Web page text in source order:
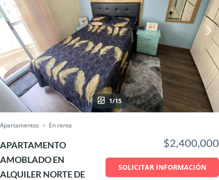
1/15
Apartamentos En renta
APARTAMENTO
AMOBLADO EN
ALQUILER NORTE DE
$2,400,000
SOLICITAR INFORMACIÓN